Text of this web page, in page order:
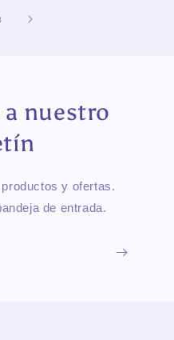
nuestro
y ofertas.
de entrada.